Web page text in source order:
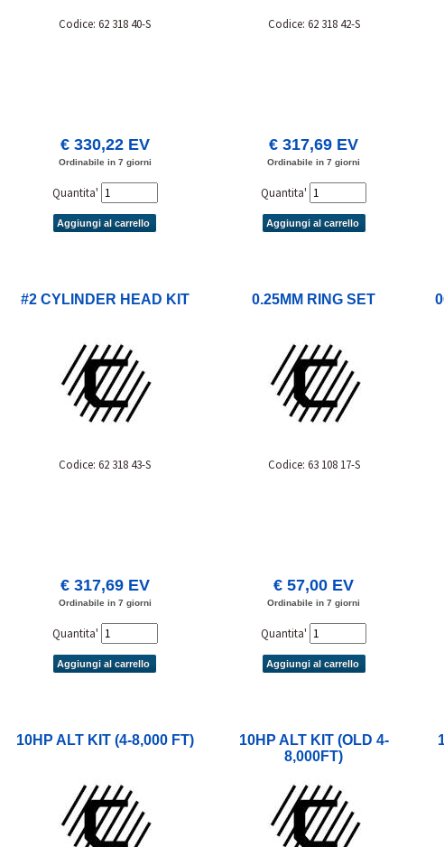
Codice: 62 318 40-S
€ 330,22 EV
Ordinabile in 7 giorni
Quantita'
Aggiungi al carrello
Codice: 62 318 42-S
€ 317,69 EV
Ordinabile in 7 giorni
Quantita'
Aggiungi al carrello
#2 CYLINDER HEAD KIT
Codice: 62 318 43-S
€ 317,69 EV
Ordinabile in 7 giorni
Quantita'
Aggiungi al carrello
0.25MM RING SET
Codice: 63 108 17-S
€ 57,00 EV
Ordinabile in 7 giorni
Quantita'
Aggiungi al carrello
10HP ALT KIT (4-8,000 FT)
10HP ALT KIT (OLD 4-
8,000FT)